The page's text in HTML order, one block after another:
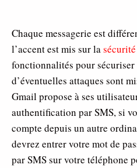
Chaque messagerie est
l’accent est mis sur lasécurité
fonctionnalités pour
d’éventuelles attaques sont
Gmail propose à ses
authentification par SMS, si
compte depuis un autre
devrez entrer votre mot de
par SMS sur votre téléphone